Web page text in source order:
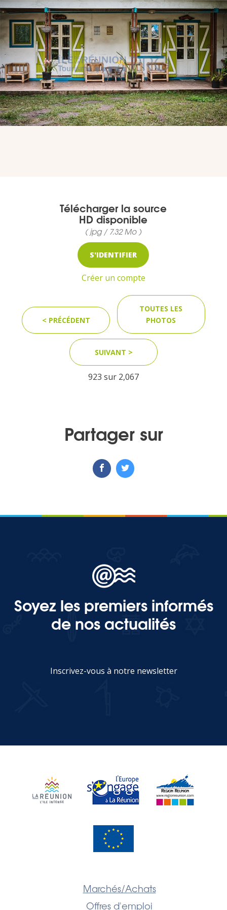
VOUS
Pro. du tourisme
Organisateur de voyage
Journaliste
Marchés / Achats
Documents
LES ÎLES VANILLE
Télécharger la source
HD disponible
( jpg / 7.32 Mo )
S'IDENTIFIER
Créer un compte
< PRÉCÉDENT
TOUTES LES
PHOTOS
SUIVANT >
923 sur 2,067
Partager sur
Soyez les premiers informés
de nos actualités
Inscrivez-vous à notre newsletter
Marchés/Achats
Offres d'emploi